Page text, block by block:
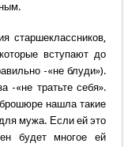
старшеклассников,
вступают до
-«не блуди»).
-«не тратьте себя».
нашла такие
мужа. Если ей это
будет многое ей